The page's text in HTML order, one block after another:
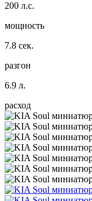
200 л.с.
мощность
7.8 сек.
разгон
6.9 л.
расход